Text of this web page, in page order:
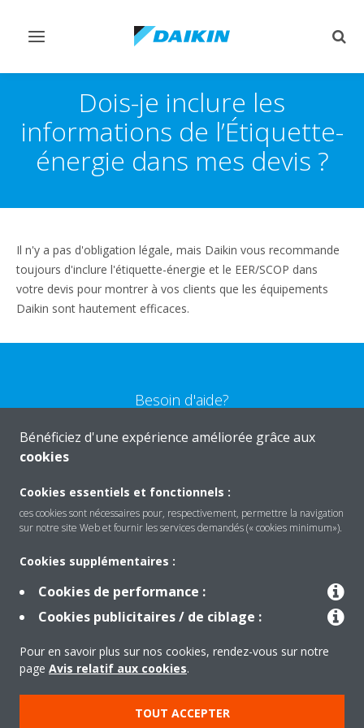
Afficher/masquer
Dois-je inclure les
informations de l’Étiquette-
énergie dans mes devis ?
Il n'y a pas d'obligation légale, mais Daikin vous recommande
toujours d'inclure l'étiquette-énergie et le EER/SCOP dans
votre devis pour montrer à vos clients que les équipements
Daikin sont hautement efficaces.
Besoin d'aide?
CONTACTEZ-NOUS
Solutions
À propos de Daikin
Bénéficiez d'une expérience améliorée grâce aux
cookies
Cookies essentiels et fonctionnels :
ces cookies sont nécessaires pour, respectivement, permettre la navigation
sur notre site Web et fournir les services demandés (« cookies minimum»).
Cookies supplémentaires :
Cookies de performance :
Cookies publicitaires / de ciblage :
Pour en savoir plus sur nos cookies, rendez-vous sur notre
page Avis relatif aux cookies.
TOUT ACCEPTER